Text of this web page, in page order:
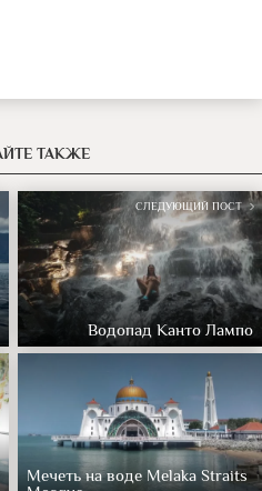
ТАКЖЕ
СЛЕДУЮЩИЙ ПОСТ
Водопад Канто Лампо
Мечеть на воде Melaka Straits